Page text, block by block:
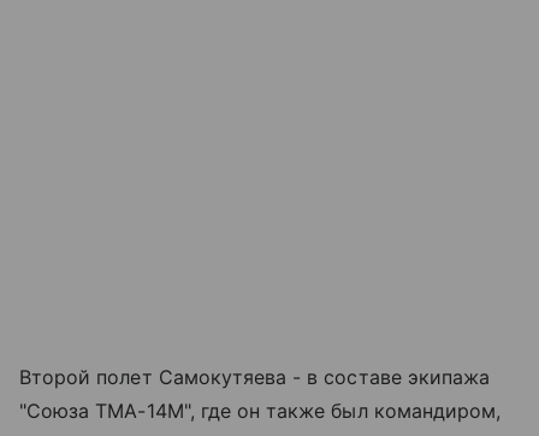
Второй полет Самокутяева - в составе экипажа
"Союза ТМА-14М", где он также был командиром,